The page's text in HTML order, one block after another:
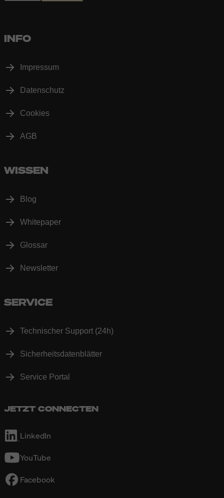
INFO
Impressum
Datenschutz
Cookies
AGB
WISSEN
Blog
Whitepaper
Glossar
Newsletter
SERVICE
Technischer Support (24h)
Sicherheitsdatenblätter
Service Portal
JETZT CONNECTEN
LinkedIn
YouTube
Facebook